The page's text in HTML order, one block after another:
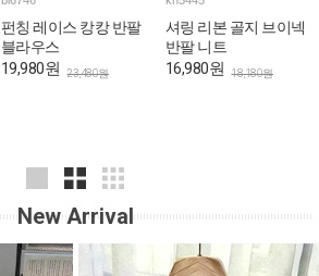
펀칭 레이스 캉캉 반팔
블라우스
19,980원 23,480원
셔링 리본 골지 브이넥
반팔 니트
16,980원 18,180원
New Arrival